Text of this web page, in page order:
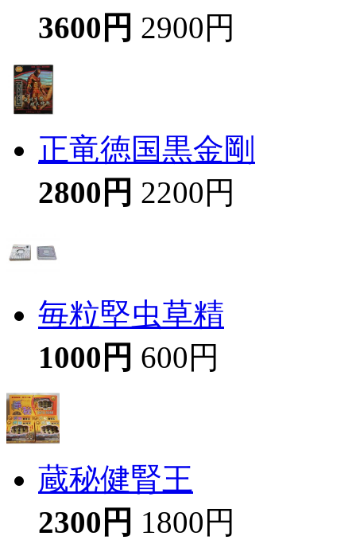
3600円 2900円
正竜徳国黒金剛
2800円 2200円
毎粒堅虫草精
1000円 600円
蔵秘健腎王
2300円 1800円